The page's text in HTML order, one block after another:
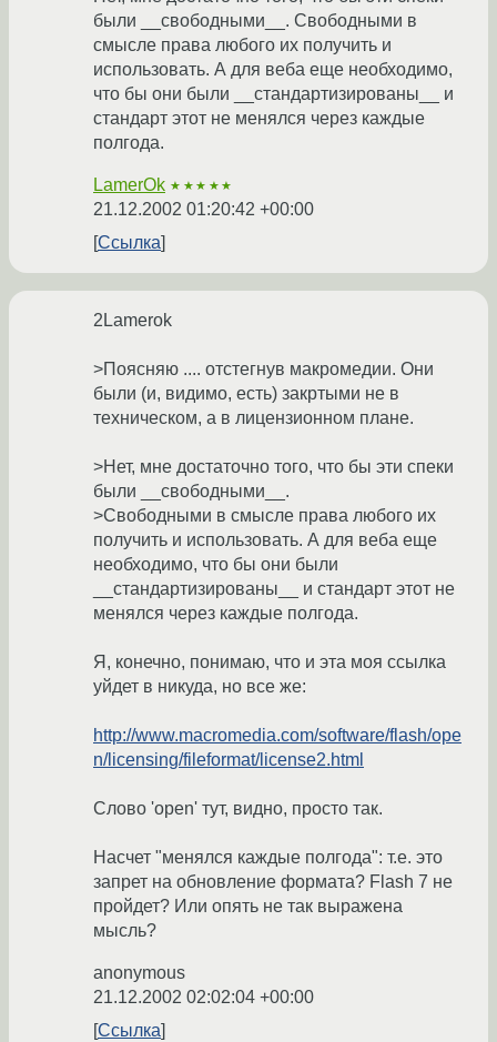
были __свободными__. Свободными в
смысле права любого их получить и
использовать. А для веба еще необходимо,
что бы они были __стандартизированы__ и
стандарт этот не менялся через каждые
полгода.
LamerOk ★★★★★
21.12.2002 01:20:42 +00:00
Ссылка
2Lamerok
>Поясняю .... отстегнув макромедии. Они
были (и, видимо, есть) закртыми не в
техническом, а в лицензионном плане.
>Нет, мне достаточно того, что бы эти спеки
были __свободными__.
>Свободными в смысле права любого их
получить и использовать. А для веба еще
необходимо, что бы они были
__стандартизированы__ и стандарт этот не
менялся через каждые полгода.
Я, конечно, понимаю, что и эта моя ссылка
уйдет в никуда, но все же:
http://www.macromedia.com/software/flash/ope
n/licensing/fileformat/license2.html
Слово 'open' тут, видно, просто так.
Насчет "менялся каждые полгода": т.е. это
запрет на обновление формата? Flash 7 не
пройдет? Или опять не так выражена
мысль?
anonymous
21.12.2002 02:02:04 +00:00
Ссылка